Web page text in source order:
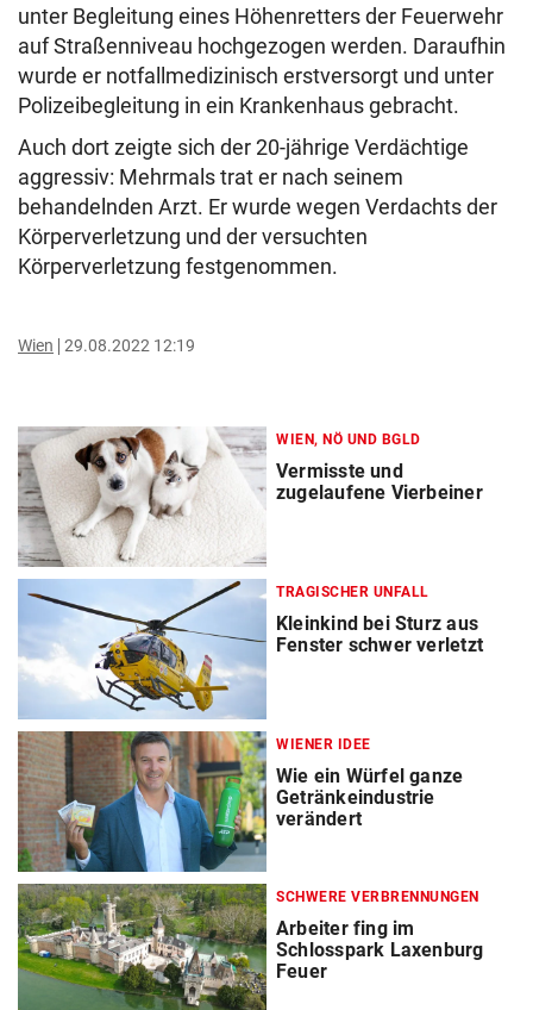
unter Begleitung eines Höhenretters der Feuerwehr
auf Straßenniveau hochgezogen werden. Daraufhin
wurde er notfallmedizinisch erstversorgt und unter
Polizeibegleitung in ein Krankenhaus gebracht.
Auch dort zeigte sich der 20-jährige Verdächtige
aggressiv: Mehrmals trat er nach seinem
behandelnden Arzt. Er wurde wegen Verdachts der
Körperverletzung und der versuchten
Körperverletzung festgenommen.
Wien 29.08.2022 12:19
WIEN, NÖ UND BGLD
Vermisste und
zugelaufene Vierbeiner
TRAGISCHER UNFALL
Kleinkind bei Sturz aus
Fenster schwer verletzt
WIENER IDEE
Wie ein Würfel ganze
Getränkeindustrie
verändert
SCHWERE VERBRENNUNGEN
Arbeiter fing im
Schlosspark Laxenburg
Feuer